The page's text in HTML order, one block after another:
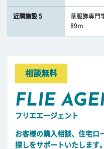
近隣施設 5
華服飾専門
89m
相談無料
FLIE
フリエエージェント
お客様の購入相談、住宅ロ
探しをサポートいたします。